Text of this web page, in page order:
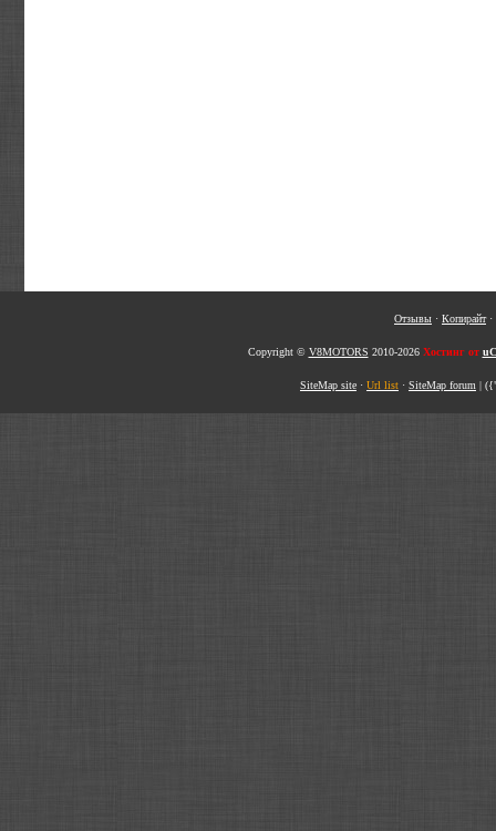
Отзывы · Копирайт·
Copyright © V8MOTORS 2010-2026 Хостинг от
SiteMap site · Url list · SiteMap forum |